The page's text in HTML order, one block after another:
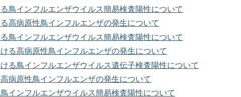
鳥インフルエンザウイルス簡易検査陽性について
高病原性鳥インフルエンザの発生について
鳥インフルエンザウイルス簡易検査陽性について
る高病原性鳥インフルエンザの発生について
る鳥インフルエンザウイルス遺伝子検査陽性について
病原性鳥インフルエンザの発生について
インフルエンザウイルス簡易検査陽性について